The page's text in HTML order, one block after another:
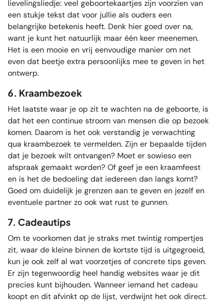
lievelingsliedje: veel geboortekaartjes zijn voorzien van
een stukje tekst dat voor jullie als ouders een
belangrijke betekenis heeft. Denk hier goed over na,
want je kunt het natuurlijk maar één keer meenemen.
Het is een mooie en vrij eenvoudige manier om net
even dat beetje extra persoonlijks mee te geven in het
ontwerp.
6. Kraambezoek
Het laatste waar je op zit te wachten na de geboorte, is
dat het een continue stroom van mensen die op bezoek
komen. Daarom is het ook verstandig je verwachting
qua kraambezoek te vermelden. Zijn er bepaalde tijden
dat je bezoek wilt ontvangen? Moet er sowieso een
afspraak gemaakt worden? Of geef je een kraamfeest
en is het de bedoeling dat iedereen dan langs komt?
Goed om duidelijk je grenzen aan te geven en jezelf en
eventuele partner zo ook wat rust te gunnen.
7. Cadeautips
Om te voorkomen dat je straks met twintig rompertjes
zit, waar de kleine binnen de kortste tijd is uitgegroeid,
kun je ook zelf al wat voorzetjes of concrete tips geven.
Er zijn tegenwoordig heel handig websites waar je dit
precies kunt bijhouden. Wanneer iemand het cadeau
koopt en dit afvinkt op de lijst, verdwijnt het ook direct.